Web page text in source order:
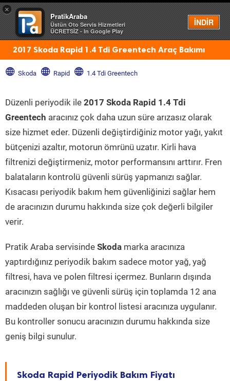
×
PratikAraba
Üstün Oto Servis Hizmetleri
ÜCRETSİZ - In Google Play
İNDİR
Menü
2017 Skoda Rapid 1.4 Tdi Greentech Araç Bakımı
Skoda Rapid 1.4 Tdi Greentech
Düzenli periyodik ile 2017 Skoda Rapid 1.4 Tdi
Greentech aracınız çok daha uzun süre arızasız olarak
size hizmet eder. Düzenli değiştirdiğiniz motor yağı, yakıt
bütçenizi azaltır, motorun ömrünü uzatır. Kirli hava
filtrenizi değiştirmeniz, motor performansını arttırır. Fren
balataların kontrolü güvenli sürüş yapmanızı sağlar.
Kısacası periyodik bakım hem güvenliğinizi sağlar hem
de aracınızın durumu hakkında size çok değerli bilgiler
verir.
Pratik Araba servisinde Skoda marka aracınıza
yaptırdığınız periyodik bakım sadece motor yağ, yağ
filtresi, hava ve polen filtresi içermez. Bunların dışında
aracınızın sağlığı ve güvenli sürüş için toplamda 12 ana
maddeden oluşan bir kontrol listesi aracınıza uygulanır.
Bu kontroller sonucu aracınızın durumu hakkında size
geniş bilgi sunulur.
Skoda Rapid Periyodik Bakım Fiyatı